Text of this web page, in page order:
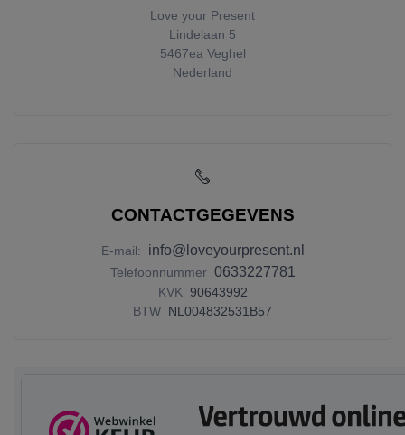
Love your Present
Lindelaan 5
5467ea Veghel
Nederland
CONTACTGEGEVENS
E-mail: info@loveyourpresent.nl
Telefoonnummer 0633227781
KVK 90643992
BTW NL004832531B57